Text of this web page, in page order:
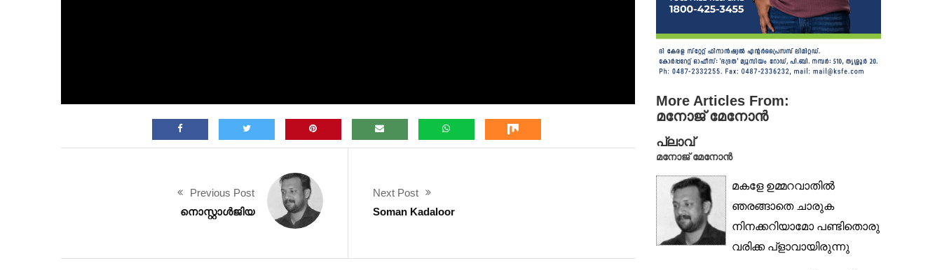
Previous Post
നൊസ്റ്റാൾജിയ
Next Post
Soman Kadaloor
More Articles From:
മനോജ് മേനോൻ
പ്ലാവ്
മനോജ്‌ മേനോൻ
മകളേ ഉമ്മറവാതില്‍
ഞരങ്ങാതെ ചാരുക
നിനക്കറിയാമോ പണ്ടിതൊരു
വരിക്ക പ്ളാവായിരുന്നു